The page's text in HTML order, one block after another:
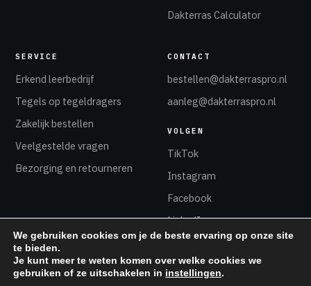
Dakterras Calculator
SERVICE
Erkend leerbedrijf
Tegels op tegeldragers
Zakelijk bestellen
Veelgestelde vragen
Bezorging en retourneren
CONTACT
bestellen@dakterraspro.nl
aanleg@dakterraspro.nl
VOLGEN
TikTok
Instagram
Facebook
LinkedIn
We gebruiken cookies om je de beste ervaring op onze site
te bieden.
Je kunt meer te weten komen over welke cookies we
gebruiken of ze uitschakelen in instellingen.